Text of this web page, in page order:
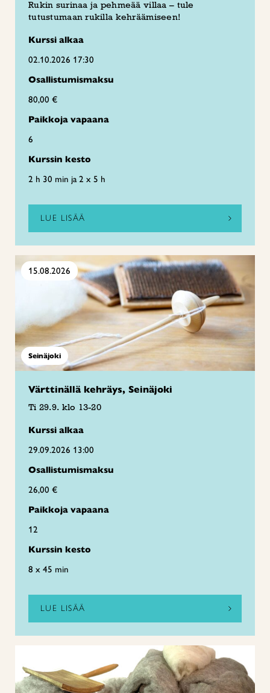
Rukin surinaa ja pehmeää villaa – tule
tutustumaan rukilla kehräämiseen!
Kurssi alkaa
02.10.2026 17:30
Osallistumismaksu
80,00 €
Paikkoja vapaana
6
Kurssin kesto
2 h 30 min ja 2 x 5 h
LUE LISÄÄ
15.08.2026
Seinäjoki
Värttinällä kehräys, Seinäjoki
Ti 29.9. klo 13-20
Kurssi alkaa
29.09.2026 13:00
Osallistumismaksu
26,00 €
Paikkoja vapaana
12
Kurssin kesto
8 x 45 min
LUE LISÄÄ